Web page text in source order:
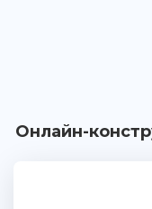
Онлайн-